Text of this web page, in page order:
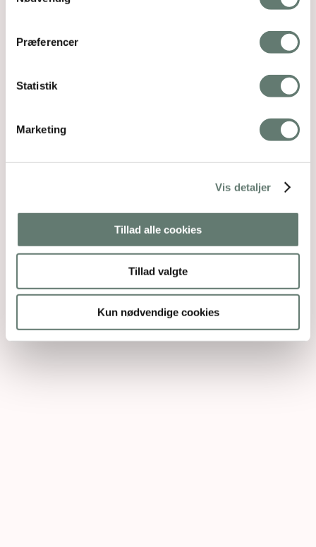
Præferencer
Statistik
Marketing
Vis detaljer
Tillad alle cookies
Tillad valgte
Kun nødvendige cookies